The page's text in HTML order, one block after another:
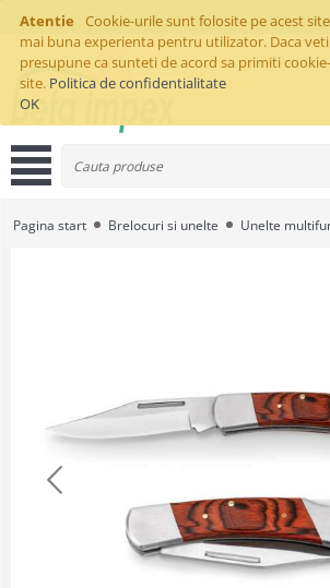
Atentie
Cookie-urile sunt folosite pe acest
mai buna experienta pentru utilizator. Daca
presupune ca sunteti de acord sa primiti
site. Politica de confidentialitate
OK
Pagina start Brelocuri si unelte Unelte